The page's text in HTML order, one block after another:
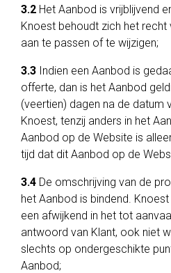
3.2 Het Aanbod is vrijblijvend
Knoest behoudt zich het
aan te passen of te wijzigen;
3.3 Indien een Aanbod is
offerte, dan is het Aanbod
(veertien) dagen na de datum
Knoest, tenzij anders in het
Aanbod op de Website is
tijd dat dit Aanbod op de
3.4 De omschrijving van de
het Aanbod is bindend.
een afwijkend in het tot
antwoord van Klant, ook niet
slechts op ondergeschikte
Aanbod;